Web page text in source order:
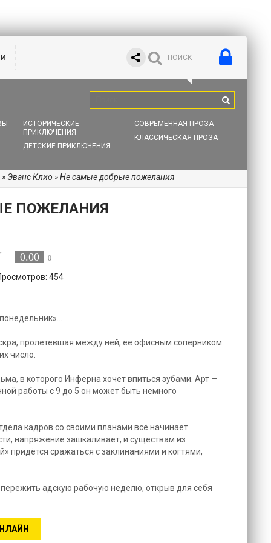
ИСТОРИЧЕСКИЕ
ПРИКЛЮЧЕНИЯ
ДЕТСКИЕ ПРИКЛЮЧЕНИЯ
СОВРЕМЕННАЯ ПРОЗА
КЛАССИЧЕСКАЯ ПРОЗА
» Эванс Клио » Не самые добрые пожелания
ПОЖЕЛАНИЯ
0.00 0
454
пролетевшая между ней, её офисным соперником
число.
в которого Инферна хочет впиться зубами. Арт —
работы с 9 до 5 он может быть немного
кадров со своими планами всё начинает
напряжение зашкаливает, и существам из
придётся сражаться с заклинаниями и когтями,
адскую рабочую неделю, открыв для себя